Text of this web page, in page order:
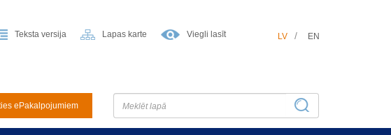
Teksta versija Lapas karte Viegli lasīt LV EN
ePakalpojumiem